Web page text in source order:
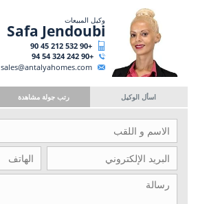
وكيل المبيعات
Safa Jendoubi
+90 532 212 45 90
+90 242 324 54 94
sales@antalyahomes.com
اسأل الوكيل رتب جولة مشاهدة